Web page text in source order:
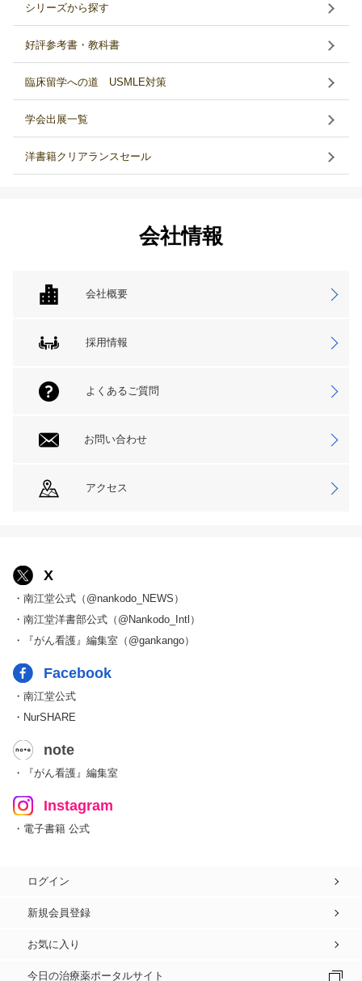
シリーズから探す
好評参考書・教科書
臨床留学への道 USMLE対策
学会出展一覧
洋書籍クリアランスセール
会社情報
会社概要
採用情報
よくあるご質問
お問い合わせ
アクセス
X
・南江堂公式（@nankodo_NEWS）
・南江堂洋書部公式（@Nankodo_Intl）
・『がん看護』編集室（@gankango）
Facebook
・南江堂公式
・NurSHARE
note
・『がん看護』編集室
Instagram
・電子書籍 公式
ログイン
新規会員登録
お気に入り
今日の治療薬ポータルサイト